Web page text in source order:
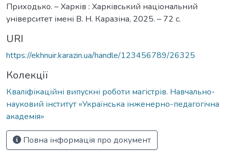
Приходько. – Харків : Харківський національний
університет імені В. Н. Каразіна, 2025. – 72 с.
URI
https://ekhnuir.karazin.ua/handle/123456789/26325
Колекції
Кваліфікаційні випускні роботи магістрів. Навчально-
науковий інститут «Українська інженерно-педагогічна
академія»
Повна інформація про документ